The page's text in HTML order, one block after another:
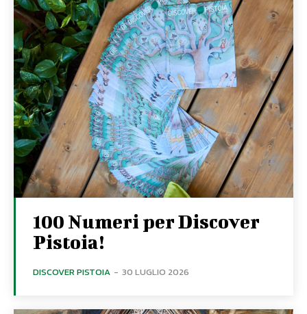
100 Numeri per Discover
Pistoia!
DISCOVER PISTOIA - 30 LUGLIO 2026